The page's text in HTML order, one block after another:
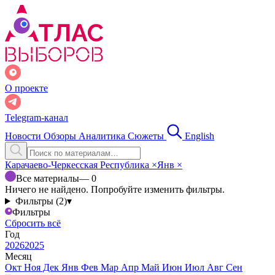
О проекте
Telegram-канал
Новости Обзоры Аналитика Сюжеты English
Карачаево-Черкесская Республика ×Янв ×
Все материалы— 0
Ничего не найдено. Попробуйте изменить фильтры.
Фильтры (2)▾
Фильтры
Сбросить всё
Год
20262025
Месяц
Окт Ноя Дек Янв Фев Мар Апр Май Июн Июл Авг Сен